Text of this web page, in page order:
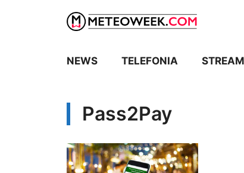
NEWS TELEFONIA
Pass2Pay